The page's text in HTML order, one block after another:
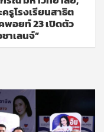
รูโรงเรียนสาธิต
พอยท์ 23 เปิดตัว
าเลนจ์”